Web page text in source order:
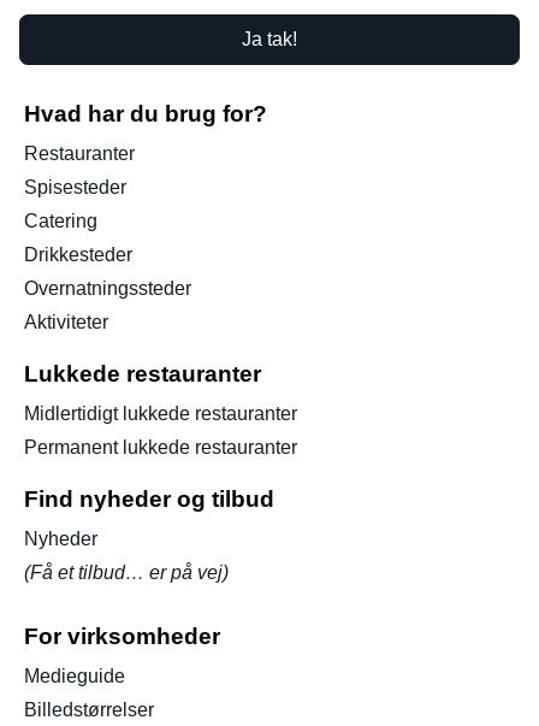
Ja tak!
Hvad har du brug for?
Restauranter
Spisesteder
Catering
Drikkesteder
Overnatningssteder
Aktiviteter
Lukkede restauranter
Midlertidigt lukkede restauranter
Permanent lukkede restauranter
Find nyheder og tilbud
Nyheder
(Få et tilbud… er på vej)
For virksomheder
Medieguide
Billedstørrelser